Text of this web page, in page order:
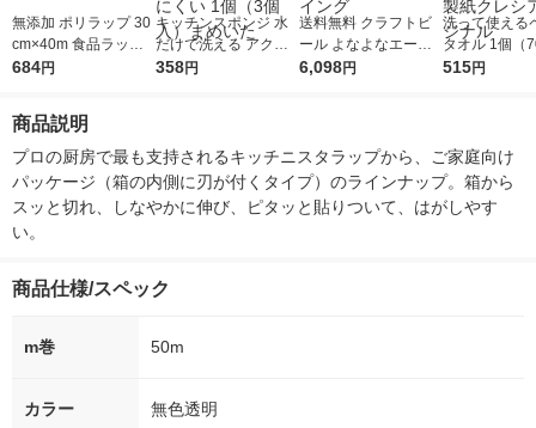
無添加 ポリラップ 30
cm×40m 食品ラップ
日本製 1セット（1本×
684円
キッチンスポンジ 水
だけで洗える アクリ
ルスポンジ 油汚れ・
358円
送料無料 クラフトビ
ール よなよなエール
350ml 1ケース(24本)
6,098円
洗って使える
タオル 1個（70カッ
ト）スコッティ
515円
商品説明
プロの厨房で最も支持されるキッチニスタラップから、ご家庭向け
パッケージ（箱の内側に刃が付くタイプ）のラインナップ。箱から
スッと切れ、しなやかに伸び、ピタッと貼りついて、はがしやす
い。
商品仕様/スペック
m巻 50m
カラー 無色透明